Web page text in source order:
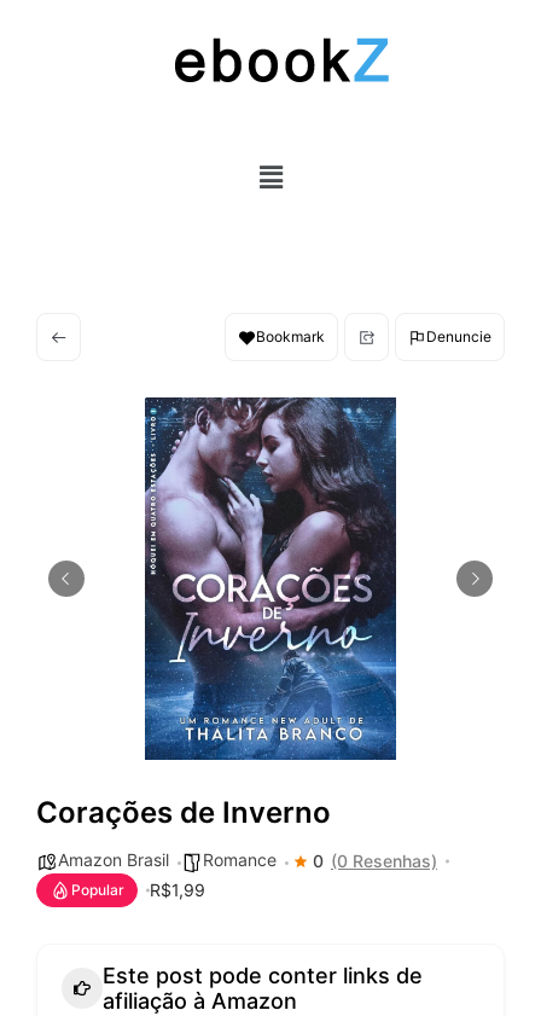
Bookmark Denuncie
Corações de Inverno
Amazon Brasil Romance 0 (0 Resenhas)
Popular R$1,99
Este post pode conter links de
afiliação à Amazon